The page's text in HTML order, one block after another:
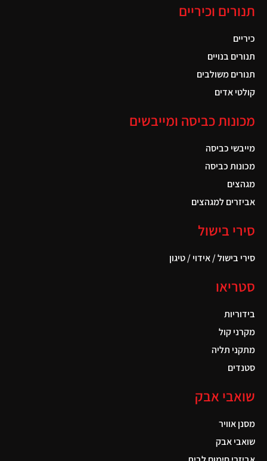
תנורים וכיריים
כיריים
תנורים בנויים
תנורים משולבים
קולטי אדים
מכונות כביסה ומייבשים
מייבשי כביסה
מכונות כביסה
מגהצים
אביזרים למגהצים
סירי בישול
סירי בישול / אידוי / טיגון
סטריאו
בידוריות
מקרני קול
מתקני תליה
סטנדים
שואבי אבק
מסנן אוויר
שואבי אבק